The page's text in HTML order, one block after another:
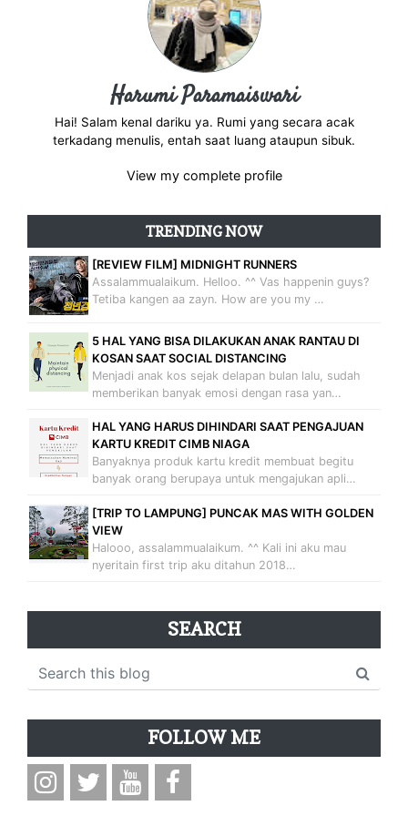
Harumi Paramaiswari
Hai! Salam kenal dariku ya. Rumi yang secara acak
terkadang menulis, entah saat luang ataupun sibuk.
View my complete profile
TRENDING NOW
[REVIEW FILM] MIDNIGHT RUNNERS
Assalammualaikum. Helloo. ^^ Vas happenin guys?
Tetiba kangen aa zayn. How are you my …
5 HAL YANG BISA DILAKUKAN ANAK RANTAU DI
KOSAN SAAT SOCIAL DISTANCING
Menjadi anak kos sejak delapan bulan lalu, sudah
memberikan banyak emosi dengan rasa yan…
HAL YANG HARUS DIHINDARI SAAT PENGAJUAN
KARTU KREDIT CIMB NIAGA
Banyaknya produk kartu kredit membuat begitu
banyak orang berupaya untuk mengajukan apli…
[TRIP TO LAMPUNG] PUNCAK MAS WITH GOLDEN
VIEW
Halooo, assalammualaikum. ^^ Kali ini aku mau
nyeritain first trip aku ditahun 2018…
SEARCH
FOLLOW ME